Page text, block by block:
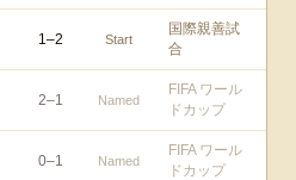
1–2 Start
国際親善試
合
2–1 Named
FIFA ワール
ドカップ
0–1 Named
FIFA ワール
ドカップ